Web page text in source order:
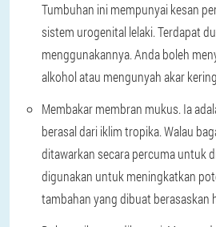
Tumbuhan ini mempunyai kesan
sistem urogenital lelaki. Terdapat
menggunakannya. Anda boleh
alkohol atau mengunyah akar
Membakar membran mukus. Ia
berasal dari iklim tropika. Walau
ditawarkan secara percuma untuk
digunakan untuk meningkatkan
tambahan yang dibuat berasaskan